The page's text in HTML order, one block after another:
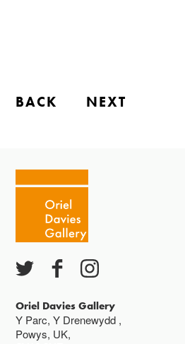
BACK NEXT
Oriel Davies Gallery
Y Parc, Y Drenewydd ,
Powys, UK,